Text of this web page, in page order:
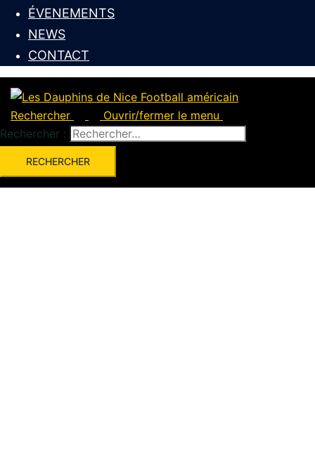
ÉVENEMENTS
NEWS
CONTACT
Rechercher
Ouvrir/fermer le menu
Rechercher :